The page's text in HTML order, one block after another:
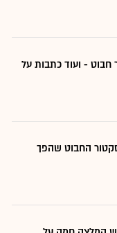
חבוט - ועוד כתבות על
החבוט שהפך